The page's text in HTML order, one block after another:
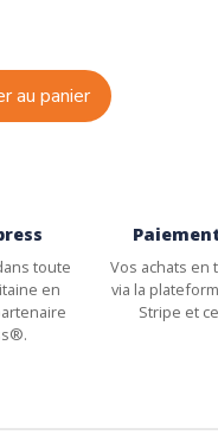
au panier
toute
en
Vos achats en
via la
Stripe et